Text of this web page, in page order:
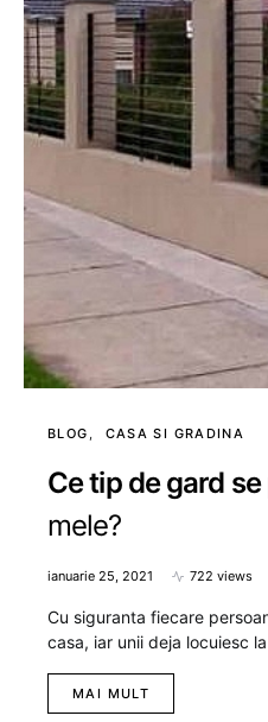
BLOG CASA SI GRADINA
Ce tip de gard
mele?
ianuarie 25, 2021 722 views
Cu siguranta fiecare
casa, iar unii deja locuiesc
MAI MULT